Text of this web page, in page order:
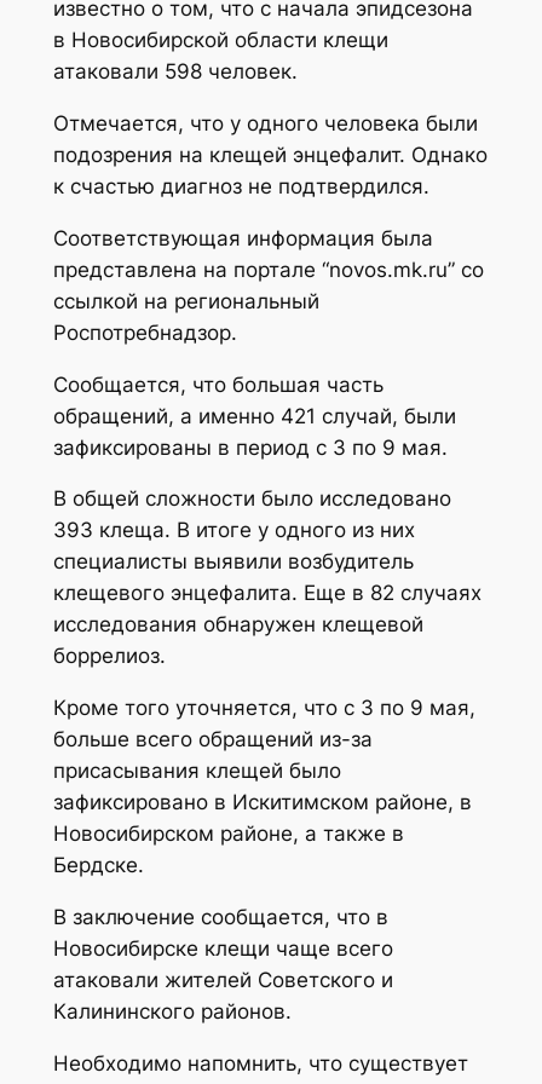
известно о том, что с начала эпидсезона
в Новосибирской области клещи
атаковали 598 человек.
Отмечается, что у одного человека были
подозрения на клещей энцефалит. Однако
к счастью диагноз не подтвердился.
Соответствующая информация была
представлена на портале “novos.mk.ru” со
ссылкой на региональный
Роспотребнадзор.
Сообщается, что большая часть
обращений, а именно 421 случай, были
зафиксированы в период с 3 по 9 мая.
В общей сложности было исследовано
393 клеща. В итоге у одного из них
специалисты выявили возбудитель
клещевого энцефалита. Еще в 82 случаях
исследования обнаружен клещевой
боррелиоз.
Кроме того уточняется, что с 3 по 9 мая,
больше всего обращений из-за
присасывания клещей было
зафиксировано в Искитимском районе, в
Новосибирском районе, а также в
Бердске.
В заключение сообщается, что в
Новосибирске клещи чаще всего
атаковали жителей Советского и
Калининского районов.
Необходимо напомнить, что существует